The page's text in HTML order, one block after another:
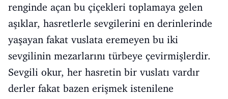
renginde açan bu çiçekleri toplamaya gelen
aşıklar, hasretlerle sevgilerini en derinlerinde
yaşayan fakat vuslata eremeyen bu iki
sevgilinin mezarlarını türbeye çevirmişlerdir.
Sevgili okur, her hasretin bir vuslatı vardır
derler fakat bazen erişmek istenilene